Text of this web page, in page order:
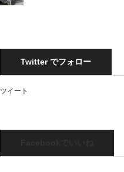
Twitter でフォロー
ツイート